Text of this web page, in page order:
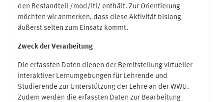
den Bestandteil /mod/lti/ enthält. Zur Orientierung
möchten wir anmerken, dass diese Aktivität bislang
äußerst selten zum Einsatz kommt.
Zweck der Verarbeitung
Die erfassten Daten dienen der Bereitstellung virtueller
interaktiver Lernumgebungen für Lehrende und
Studierende zur Unterstützung der Lehre an der WWU.
Zudem werden die erfassten Daten zur Bearbeitung